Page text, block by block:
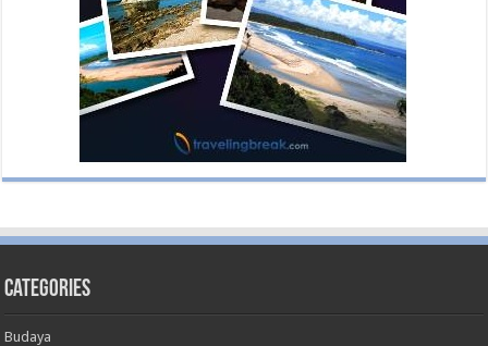
Categories
Budaya